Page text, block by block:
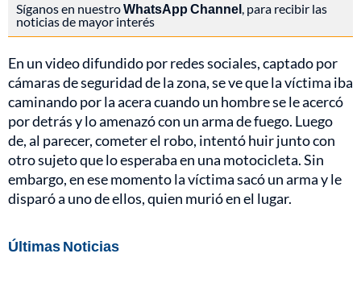
Síganos en nuestroWhatsApp Channel, para recibir las
noticias de mayor interés
En un video difundido por redes sociales, captado por
cámaras de seguridad de la zona, se ve que la víctima iba
caminando por la acera cuando un hombre se le acercó
por detrás y lo amenazó con un arma de fuego. Luego
de, al parecer, cometer el robo, intentó huir junto con
otro sujeto que lo esperaba en una motocicleta. Sin
embargo, en ese momento la víctima sacó un arma y le
disparó a uno de ellos, quien murió en el lugar.
Últimas Noticias